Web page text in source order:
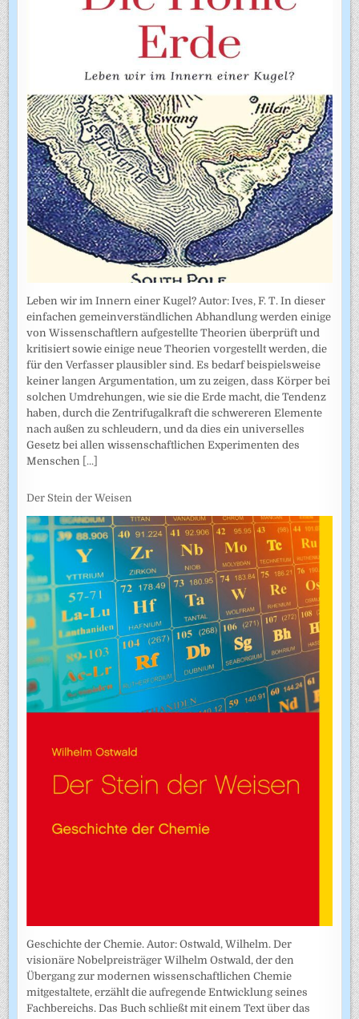
Leben wir im Innern einer Kugel? Autor: Ives, F. T. In dieser
einfachen gemeinverständlichen Abhandlung werden einige
von Wissenschaftlern aufgestellte Theorien überprüft und
kritisiert sowie einige neue Theorien vorgestellt werden, die
für den Verfasser plausibler sind. Es bedarf beispielsweise
keiner langen Argumentation, um zu zeigen, dass Körper bei
solchen Umdrehungen, wie sie die Erde macht, die Tendenz
haben, durch die Zentrifugalkraft die schwereren Elemente
nach außen zu schleudern, und da dies ein universelles
Gesetz bei allen wissenschaftlichen Experimenten des
Menschen [...]
Der Stein der Weisen
Geschichte der Chemie. Autor: Ostwald, Wilhelm. Der
visionäre Nobelpreisträger Wilhelm Ostwald, der den
Übergang zur modernen wissenschaftlichen Chemie
mitgestaltete, erzählt die aufregende Entwicklung seines
Fachbereichs. Das Buch schließt mit einem Text über das